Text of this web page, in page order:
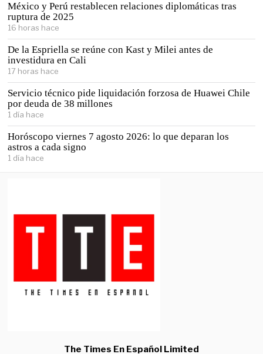
México y Perú restablecen relaciones diplomáticas tras
ruptura de 2025
16 horas hace
De la Espriella se reúne con Kast y Milei antes de
investidura en Cali
17 horas hace
Servicio técnico pide liquidación forzosa de Huawei Chile
por deuda de 38 millones
1 día hace
Horóscopo viernes 7 agosto 2026: lo que deparan los
astros a cada signo
1 día hace
The Times En Español Limited